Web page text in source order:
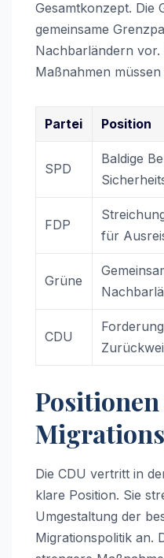
Gesamtkonzept. Die
gemeinsame
Nachbarländern vor.
Maßnahmen
Partei Position
SPD
Baldige
FDP
für
Grüne
CDU
Die CDU vertritt in
klare Position. Sie
Umgestaltung der
Migrationspolitik an.